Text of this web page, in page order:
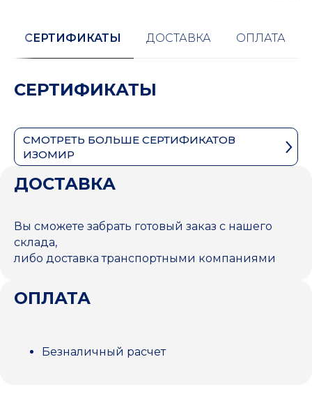
СЕРТИФИКАТЫ ДОСТАВКА ОПЛАТА
СЕРТИФИКАТЫ
СМОТРЕТЬ БОЛЬШЕ СЕРТИФИКАТОВ
ИЗОМИР
ДОСТАВКА
Вы сможете забрать готовый заказ с нашего
склада,
либо доставка транспортными компаниями
ОПЛАТА
Безналичный расчет